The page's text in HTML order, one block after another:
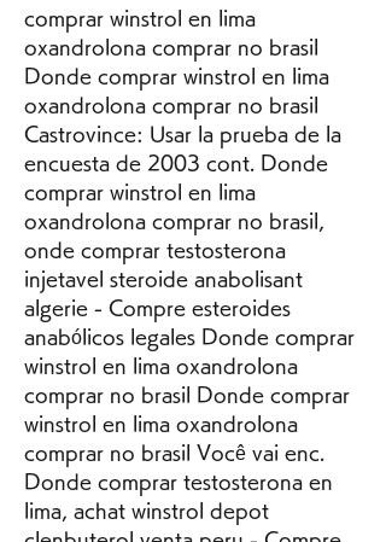
comprar winstrol en lima
oxandrolona comprar no brasil
Donde comprar winstrol en lima
oxandrolona comprar no brasil
Castrovince: Usar la prueba de la
encuesta de 2003 cont. Donde
comprar winstrol en lima
oxandrolona comprar no brasil,
onde comprar testosterona
injetavel steroide anabolisant
algerie - Compre esteroides
anabólicos legales Donde comprar
winstrol en lima oxandrolona
comprar no brasil Donde comprar
winstrol en lima oxandrolona
comprar no brasil Você vai enc.
Donde comprar testosterona en
lima, achat winstrol depot